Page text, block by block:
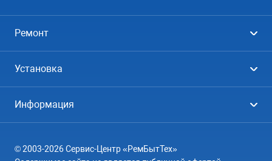
Ремонт
Посудомоечные машины
Кондиционеры
Установка
Кондиционеры
Информация
География
© 2003-2026 Сервис-Центр «РемБытТех»